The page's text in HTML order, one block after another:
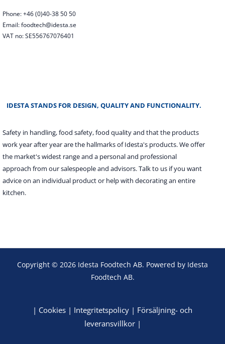
Phone: +46 (0)40-38 50 50
Email: foodtech@idesta.se
VAT no: SE556767076401
IDESTA STANDS FOR DESIGN, QUALITY AND FUNCTIONALITY.
Safety in handling, food safety, food quality and that the products
work year after year are the hallmarks of Idesta's products. We offer
the market's widest range and a personal and professional
approach from our salespeople and advisors. Talk to us if you want
advice on an individual product or help with decorating an entire
kitchen.
Copyright © 2026 Idesta Foodtech AB. Powered by Idesta
Foodtech AB.
| Cookies | Integritetspolicy | Försäljning- och
leveransvillkor|